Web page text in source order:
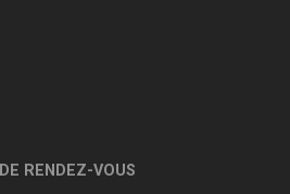
RENDEZ-VOUS